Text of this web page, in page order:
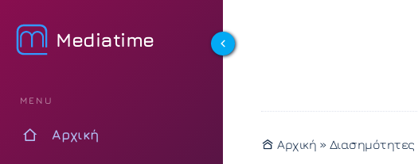
Mediatime
MENU
Αρχική
Αρχική » Διασημότητες